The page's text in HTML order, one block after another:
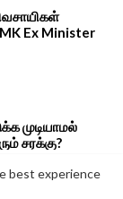
best experience
Ex Minister
| Press Meet
முடியாமல்
சரக்கு?